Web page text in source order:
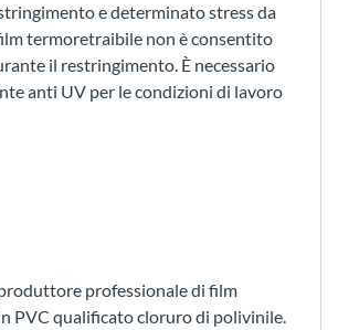
e determinato stress da
termoretraibile non è consentito
il restringimento. È necessario
anti UV per le condizioni di lavoro
professionale di film
PVC qualificato cloruro di polivinile.